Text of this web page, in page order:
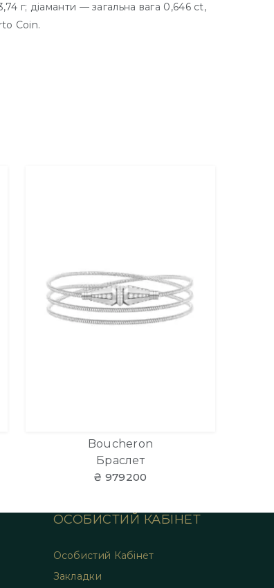
г; діаманти — загальна вага 0,646 ct,
Coin.
Boucheron
Браслет
₴ 979200
ОСОБИСТИЙ КАБІНЕТ
Особистий Кабінет
Закладки